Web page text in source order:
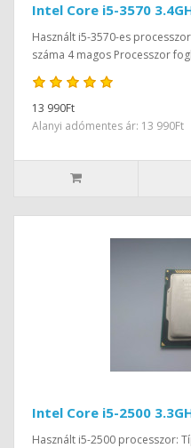
Intel Core i5-3570
Használt i5-3570-es
száma 4 magos Processzor
13 990Ft
Alanyi adómentes ár: 13 990Ft
Intel Core i5-2500
Használt i5-2500 processzor: